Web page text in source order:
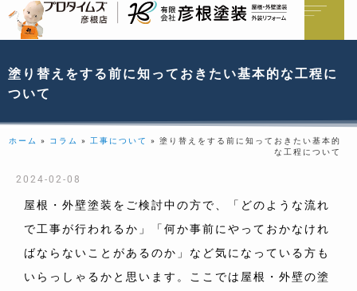
塗り替えをする前に知っておきたい基本的な工程に
ついて
ホーム » コラム » 工事について » 塗り替えをする前に知っておきたい基本的
な工程について
2024-02-08
屋根・外壁塗装をご検討中の方で、「どのような流れ
で工事が行われるか」「何か事前にやっておかなけれ
ばならないことがあるのか」など気になっている方も
いらっしゃるかと思います。ここでは屋根・外壁の塗